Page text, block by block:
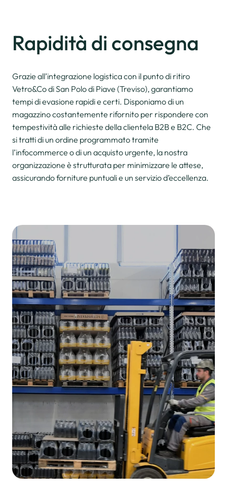
Rapidità di consegna
Grazie all’integrazione logistica con il punto di ritiro
Vetro&Co di San Polo di Piave (Treviso), garantiamo
tempi di evasione rapidi e certi. Disponiamo di un
magazzino costantemente rifornito per rispondere con
tempestività alle richieste della clientela B2B e B2C. Che
si tratti di un ordine programmato tramite
l’infocommerce o di un acquisto urgente, la nostra
organizzazione è strutturata per minimizzare le attese,
assicurando forniture puntuali e un servizio d’eccellenza.